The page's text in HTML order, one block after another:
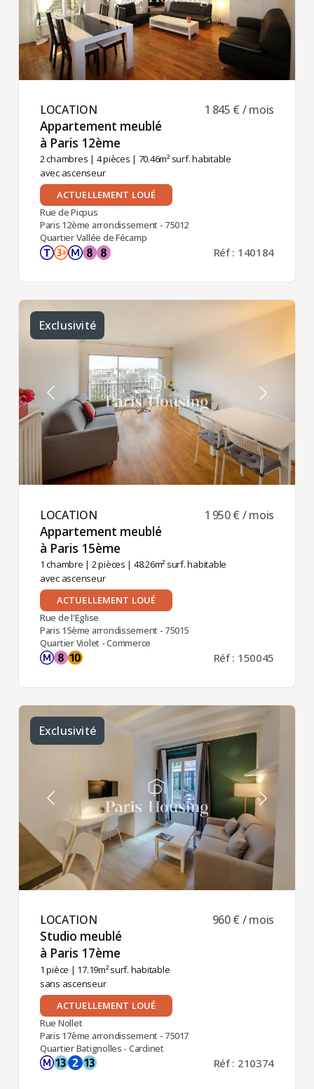
LOCATION ​
Appartement meublé
à Paris 12ème ​
2 chambres | 4 pièces | 70.46m² surf. habitable
avec ascenseur
1 845 € / mois
ACTUELLEMENT LOUÉ
Rue de Picpus
Paris 12ème arrondissement - 75012
Quartier Vallée de Fécamp
Réf : 140184
Exclusivité
LOCATION ​
Appartement meublé
à Paris 15ème ​
1 chambre | 2 pièces | 48.26m² surf. habitable
avec ascenseur
1 950 € / mois
ACTUELLEMENT LOUÉ
Rue de l'Eglise
Paris 15ème arrondissement - 75015
Quartier Violet - Commerce
Réf : 150045
Exclusivité
LOCATION ​
Studio meublé
à Paris 17ème ​
1 pièce | 17.19m² surf. habitable
sans ascenseur
960 € / mois
ACTUELLEMENT LOUÉ
Rue Nollet
Paris 17ème arrondissement - 75017
Quartier Batignolles - Cardinet
Réf : 210374